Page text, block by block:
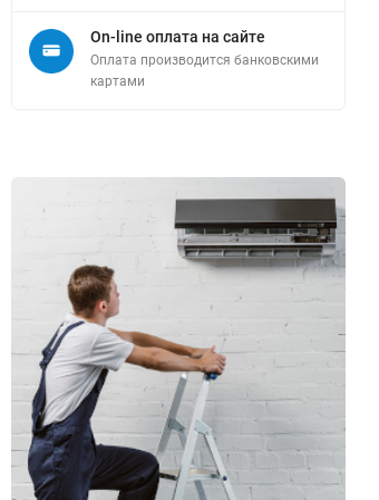
On-line оплата на сайте
Оплата производится банковскими
картами